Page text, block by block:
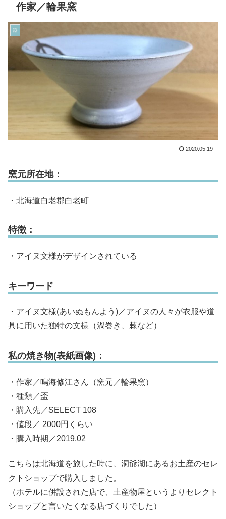
作家／輪果窯
器
2020.05.19
窯元所在地：
・北海道白老郡白老町
特徴：
・アイヌ文様がデザインされている
キーワード
・アイヌ文様(あいぬもんよう)／アイヌの人々が衣服や道
具に用いた独特の文様（渦巻き、棘など）
私の焼き物(表紙画像)：
・作家／鳴海修江さん（窯元／輪果窯）
・種類／盃
・購入先／SELECT 108
・値段／ 2000円くらい
・購入時期／2019.02
こちらは北海道を旅した時に、洞爺湖にあるお土産のセレ
クトショップで購入しました。
（ホテルに併設された店で、土産物屋というよりセレクト
ショップと言いたくなる店づくりでした）